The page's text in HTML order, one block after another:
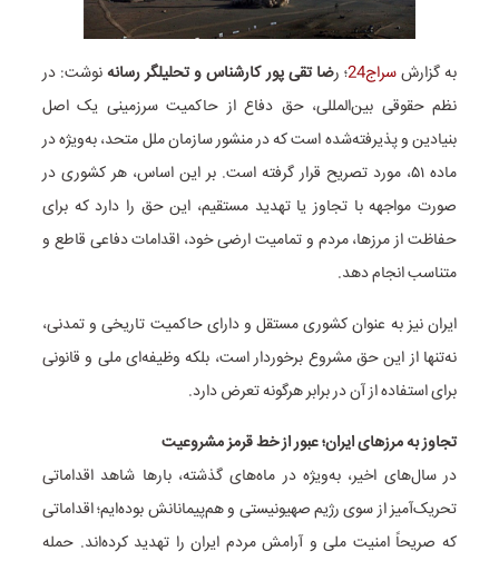
به گزارشسراج24 ؛ رضا تقی پور کارشناس و تحلیلگر رسانهنوشت: در
نظم حقوقی بین‌المللی، حق دفاع از حاکمیت سرزمینی یک اصل
بنیادین و پذیرفته‌شده است که در منشور سازمان ملل متحد، به‌ویژه در
ماده ۵۱، مورد تصریح قرار گرفته است. بر این اساس، هر کشوری در
صورت مواجهه با تجاوز یا تهدید مستقیم، این حق را دارد که برای
حفاظت از مرزها، مردم و تمامیت ارضی خود، اقدامات دفاعی قاطع و
متناسب انجام دهد.
ایران نیز به عنوان کشوری مستقل و دارای حاکمیت تاریخی و تمدنی،
نه‌تنها از این حق مشروع برخوردار است، بلکه وظیفه‌ای ملی و قانونی
برای استفاده از آن در برابر هرگونه تعرض دارد.
تجاوز به مرزهای ایران؛ عبور از خط قرمز مشروعیت
در سال‌های اخیر، به‌ویژه در ماه‌های گذشته، بارها شاهد اقداماتی
تحریک‌آمیز از سوی رژیم صهیونیستی و هم‌پیمانانش بوده‌ایم؛ اقداماتی
که صریحاً امنیت ملی و آرامش مردم ایران را تهدید کرده‌اند. حمله